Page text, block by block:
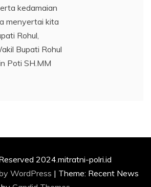
kedamaian
menyertai kita
Rohul,
Bupati Rohul
Poti SH.MM
2024.mitratni-polri.id
WordPress | Theme: Recent News